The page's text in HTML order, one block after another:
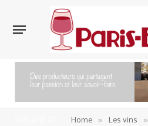
Home » Les vins »